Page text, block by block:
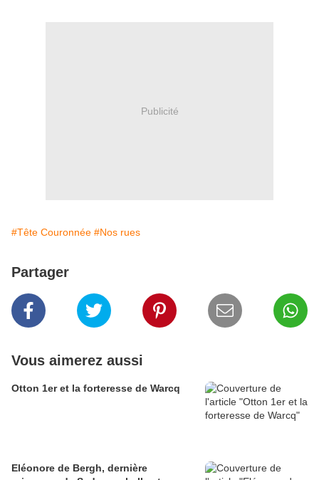
Publicité
#Tête Couronnée #Nos rues
Partager
Vous aimerez aussi
Otton 1er et la forteresse de Warcq
Eléonore de Bergh, dernière